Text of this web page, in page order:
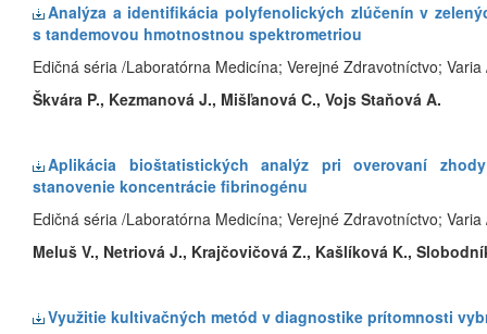
Analýza a identifikácia polyfenolických zlúčenín v
s tandemovou hmotnostnou spektrometriou
Edičná séria /Laboratórna Medicína; Verejné Zdravotníctvo; Varia
Škvára P., Kezmanová J., Mišľanová C., Vojs Staňová A.
Aplikácia bioštatistických analýz pri overovaní
stanovenie koncentrácie fibrinogénu
Edičná séria /Laboratórna Medicína; Verejné Zdravotníctvo; Varia
Meluš V., Netriová J., Krajčovičová Z., Kašlíková K.,
Využitie kultivačných metód v diagnostike prítomnosti